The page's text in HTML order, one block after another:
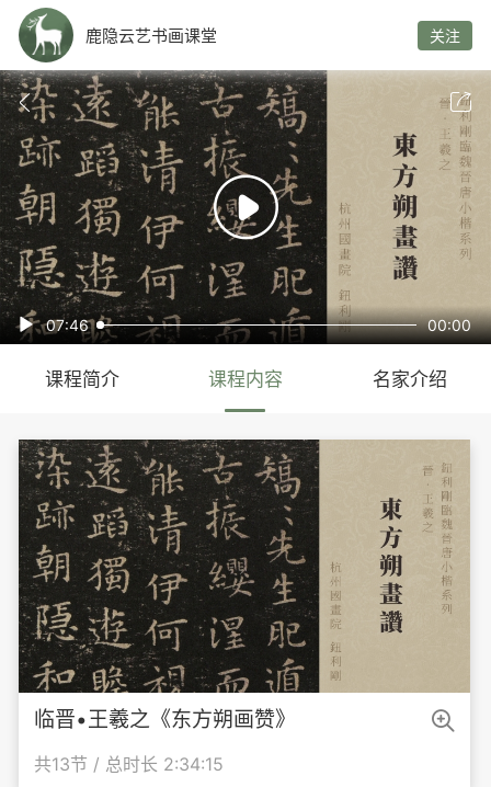
鹿隐云艺书画课堂 关注

 07:46 00:00
 
课程简介 课程内容 名家介绍
临晋•王羲之《东方朔画赞》
共13节 / 总时长 2:34:15
